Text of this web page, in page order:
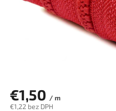
€1,50 / m
€1,22 bez DPH